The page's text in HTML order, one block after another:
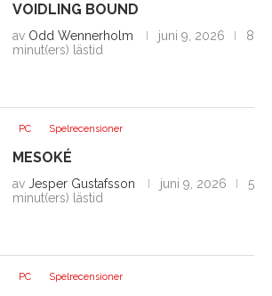
VOIDLING BOUND
av Odd Wennerholm juni 9, 2026
8
minut(ers) lästid
PC Spelrecensioner
MESOKÉ
av Jesper Gustafsson juni 9, 2026
5
minut(ers) lästid
PC Spelrecensioner